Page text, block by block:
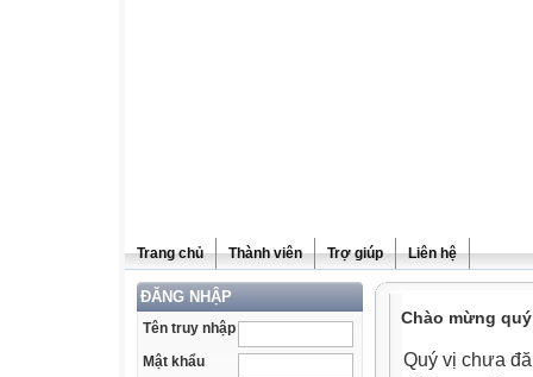
Trang chủ Thành viên Trợ giúp Liên hệ
ĐĂNG NHẬP
Tên truy nhập
Mật khẩu
Chào mừng
Quý vị chưa